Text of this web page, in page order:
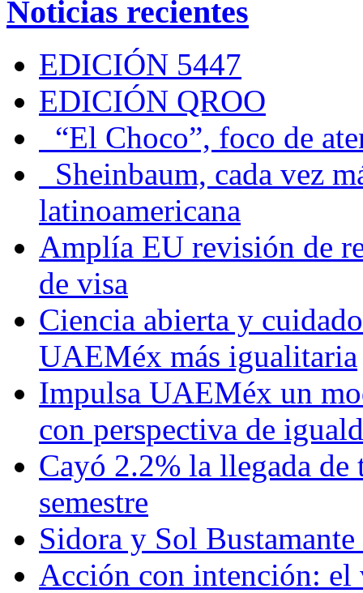
Noticias recientes
EDICIÓN 5447
EDICIÓN QROO
“El Choco”, foco de
Sheinbaum, cada vez
latinoamericana
Amplía EU revisión de
de visa
Ciencia abierta y
UAEMéx más igualitaria
Impulsa UAEMéx un
con perspectiva de
Cayó 2.2% la llegada de
semestre
Sidora y Sol
Acción con intención: el